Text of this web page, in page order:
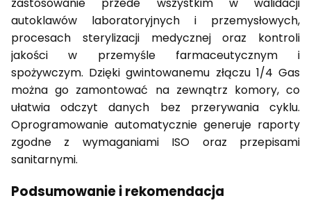
zastosowanie przede wszystkim w walidacji
autoklawów laboratoryjnych i przemysłowych,
procesach sterylizacji medycznej oraz kontroli
jakości w przemyśle farmaceutycznym i
spożywczym. Dzięki gwintowanemu złączu 1/4 Gas
można go zamontować na zewnątrz komory, co
ułatwia odczyt danych bez przerywania cyklu.
Oprogramowanie automatycznie generuje raporty
zgodne z wymaganiami ISO oraz przepisami
sanitarnymi.
Podsumowanie i rekomendacja